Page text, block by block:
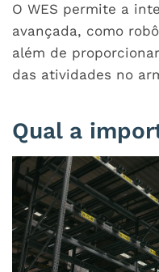
O WES permite a
avançada, como
além de
das atividades no
Qual a